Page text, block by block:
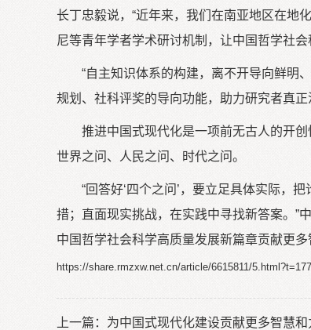
长丁忠毅说，“近年来，我们在南亚地区在地
尼等青年学者学术研讨机制，让中国哲学社
“自主知识体系的构建，离不开导向鲜明
规划、社科评奖的导向功能，助力研究者真
推进中国式现代化是一项前无古人的开
世界之问、人民之问、时代之问。
“回答好‘四个之问’，要立足具体实际，
措；直面现实挑战，在实践中寻找新答案。”
中国哲学社会科学高质量发展新篇章贡献更多
https://share.rmzxw.net.cn/article/6615811/
上一篇： 为中国式现代化建设贡献更多智慧和